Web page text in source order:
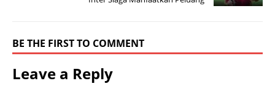
BE THE FIRST TO COMMENT
Leave a Reply